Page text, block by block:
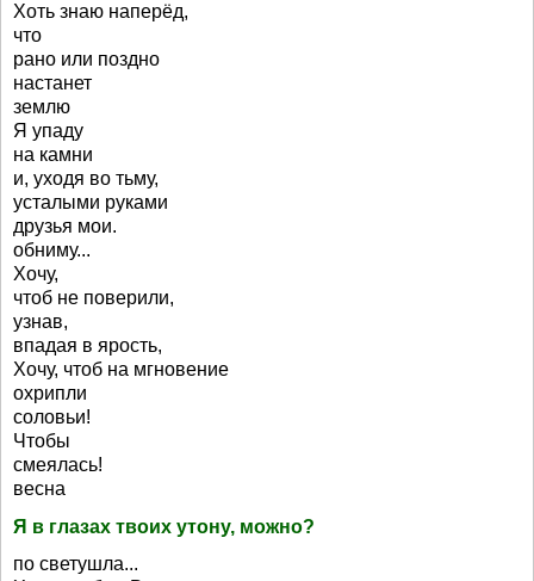
Хоть знаю наперёд,
что
рано или поздно
настанет
землю
Я упаду
на камни
и, уходя во тьму,
усталыми руками
друзья мои.
обниму...
Хочу,
чтоб не поверили,
узнав,
впадая в ярость,
Хочу, чтоб на мгновение
охрипли
соловьи!
Чтобы
смеялась!
весна
Я в глазах твоих утону, можно?
по светушла...